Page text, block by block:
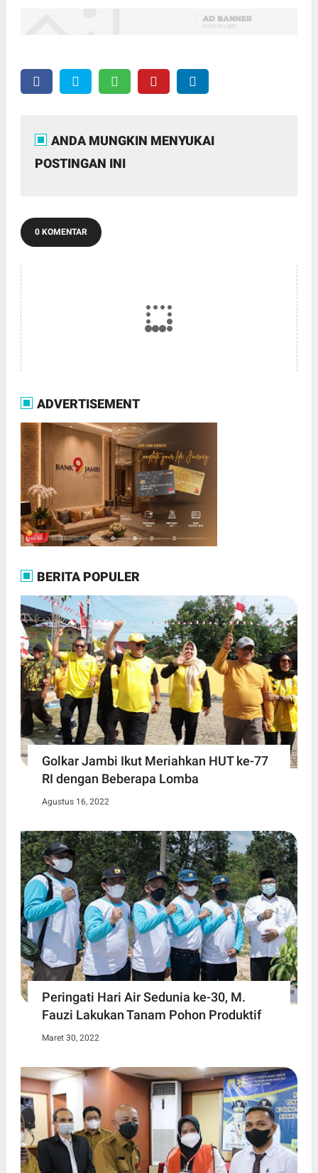
ANDA MUNGKIN MENYUKAI
POSTINGAN INI
0 KOMENTAR
ADVERTISEMENT
BERITA POPULER
Golkar Jambi Ikut Meriahkan HUT ke-77
RI dengan Beberapa Lomba
Agustus 16, 2022
Peringati Hari Air Sedunia ke-30, M.
Fauzi Lakukan Tanam Pohon Produktif
Maret 30, 2022